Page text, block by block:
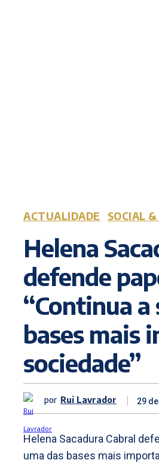
ACTUALIDADE SOCIAL
Helena
defende
“Continua a
bases mais
sociedade”
por Rui Lavrador 29
Helena Sacadura Cabral
uma das bases mais